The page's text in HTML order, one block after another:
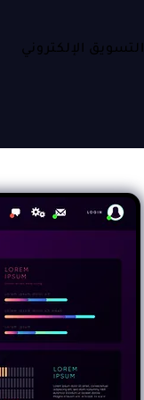
التسويق الإلكتروني